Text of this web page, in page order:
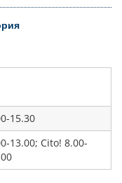
15.30
13.00; Cito! 8.00-